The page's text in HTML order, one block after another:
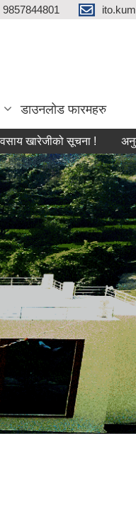
9857844801
डाउनलोड फारमहरु
सूचना ! अनुदानको